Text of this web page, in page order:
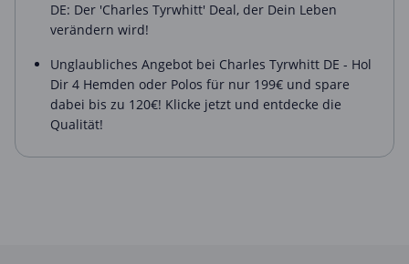
DE: Der 'Charles Tyrwhitt' Deal, der Dein Leben
verändern wird!
Unglaubliches Angebot bei Charles Tyrwhitt DE - Hol
Dir 4 Hemden oder Polos für nur 199€ und spare
dabei bis zu 120€! Klicke jetzt und entdecke die
Qualität!